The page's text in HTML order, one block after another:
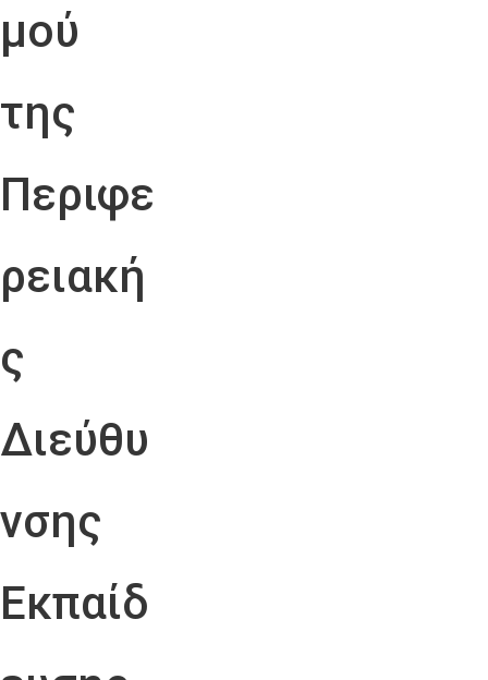
μού
της
Περιφε
ρειακή
ς
Διεύθυ
νσης
Εκπαίδ